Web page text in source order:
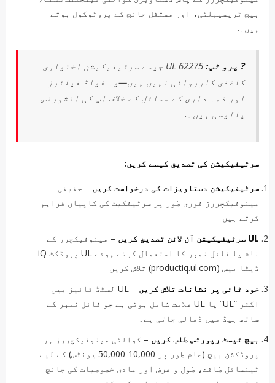
بیچ ٹریسیبلٹی، اور مستقل جانچ کے پروٹوکول ہوتے
ہیں۔.
? پرو ٹپ:
UL 62275 جیسے سرٹیفیکیشن اختیاری
کاغذی کارروائی نہیں ہیں—یہ فیلڈ فیلئرز
اور ذمہ داری کے مسائل کے خلاف آپ کی انشورنس
پالیسی ہیں۔.
سرٹیفیکیشن کی تصدیق کیسے کریں:
سرٹیفیکیشن دستاویزات کی درخواست کریں – حقیقی
مینوفیکچررز فوری طور پر سرٹیفکیٹ کی کاپیاں فراہم
کرتے ہیں
UL سرٹیفیکیشن آن لائن تصدیق کریں
– مینوفیکچرر کے
نام یا فائل نمبر کا استعمال کرتے ہوئے UL پروڈکٹ iQ
ڈیٹا بیس (productiq.ul.com) تلاش کریں
خود ٹائی پر نشانات تلاش کریں
– UL-لسٹڈ ٹائیز میں
اکثر “UL” یا UL علامت شامل ہوتی ہے جو فائل نمبر کے
ساتھ ہیڈ میں ڈھالی جاتی ہے۔
بیچ ٹیسٹ رپورٹس طلب کریں – کوالٹی مینوفیکچررز ہر
پروڈکشن بیچ (عام طور پر 10,000-50,000 یونٹس) کے لیے
ٹینسائل طاقت، طول و عرض اور مادی خصوصیات کی جانچ